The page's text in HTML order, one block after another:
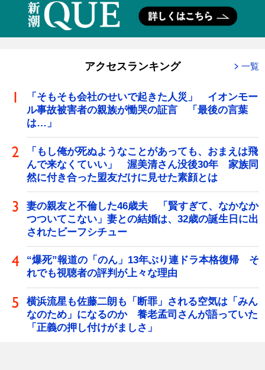
アクセスランキング 一覧
「そもそも会社のせいで起きた人災」 イオンモー
ル事故被害者の親族が慟哭の証言 「最後の言葉
は…」
「もし俺が死ぬようなことがあっても、おまえは飛
んで来なくていい」 渥美清さん没後30年 家族同
然に付き合った盟友だけに見せた素顔とは
妻の親友と不倫した46歳夫 「賢すぎて、なかなか
つついてこない」妻との結婚は、32歳の誕生日に出
されたビーフシチュー
“爆死”報道の「のん」13年ぶり連ドラ本格復帰 そ
れでも視聴者の評判が上々な理由
横浜流星も佐藤二朗も「断罪」される空気は「みん
なのため」になるのか 養老孟司さんが語っていた
「正義の押し付けがましさ」